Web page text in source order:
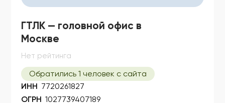
ГТЛК — головной офис в
Москве
Нет рейтинга
Обратились 1 человек с сайта
ИНН 7720261827
ОГРН 1027739407189